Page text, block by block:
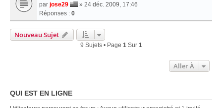
par jose29
» 24 déc. 2009, 17:46
Réponses : 0
Nouveau Sujet
9 Sujets • Page 1 Sur 1
Aller À
QUI EST EN LIGNE